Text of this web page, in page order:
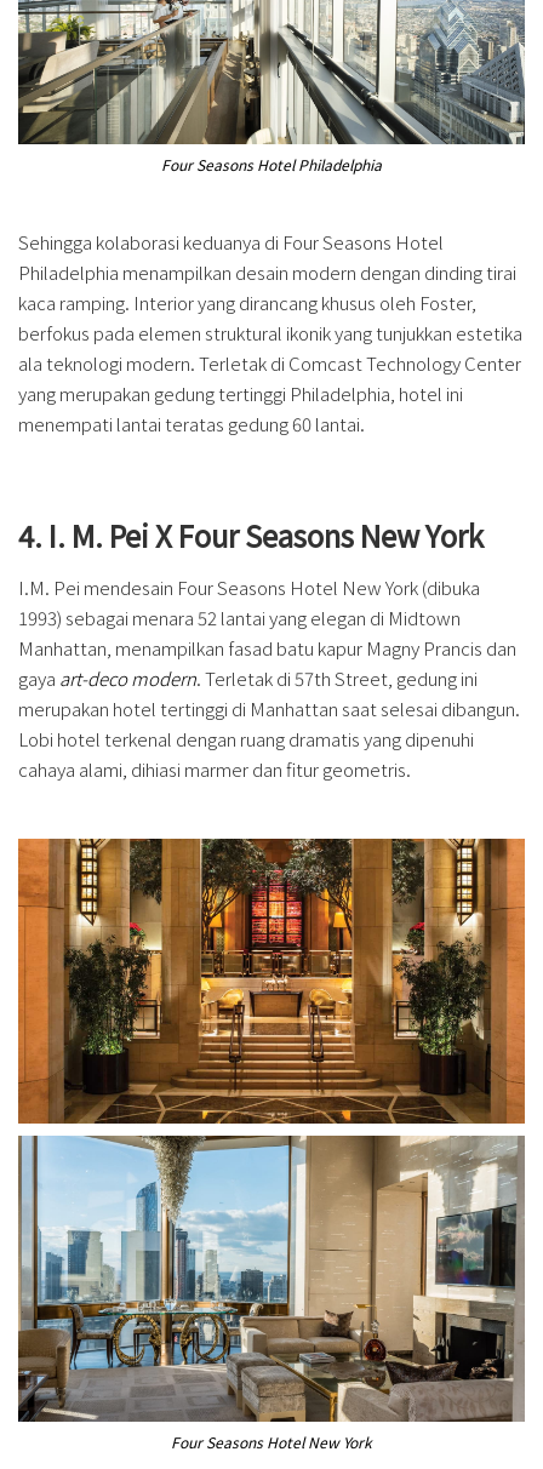
Four Seasons Hotel Philadelphia
Sehingga kolaborasi keduanya di Four Seasons Hotel
Philadelphia menampilkan desain modern dengan dinding tirai
kaca ramping. Interior yang dirancang khusus oleh Foster,
berfokus pada elemen struktural ikonik yang tunjukkan estetika
ala teknologi modern. Terletak di Comcast Technology Center
yang merupakan gedung tertinggi Philadelphia, hotel ini
menempati lantai teratas gedung 60 lantai.
4. I. M. Pei X Four Seasons New York
I.M. Pei mendesain Four Seasons Hotel New York (dibuka
1993) sebagai menara 52 lantai yang elegan di Midtown
Manhattan, menampilkan fasad batu kapur Magny Prancis dan
gaya art-deco modern. Terletak di 57th Street, gedung ini
merupakan hotel tertinggi di Manhattan saat selesai dibangun.
Lobi hotel terkenal dengan ruang dramatis yang dipenuhi
cahaya alami, dihiasi marmer dan fitur geometris.
Four Seasons Hotel New York